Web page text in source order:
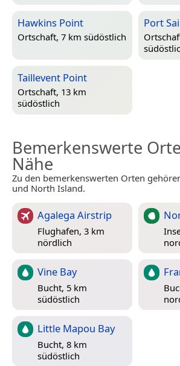
Hawkins Point
Ortschaft, 7 km südöstlich
Port
Taillevent Point
Ortschaft, 13 km
südöstlich
Bemerkenswerte
Nähe
Zu den bemerkenswerten Orten
und North Island.
Agalega Airstrip
Flughafen, 3 km
nördlich
Vine Bay
Bucht, 5 km
südöstlich
Little Mapou Bay
Bucht, 8 km
südöstlich